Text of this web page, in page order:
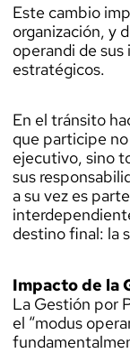
Este cambio
organización, y
operandi de
estratégicos.
En el tránsito
que participe
ejecutivo, sino
sus
a su vez es
destino final: la
Impacto de la
La Gestión por
el “modus